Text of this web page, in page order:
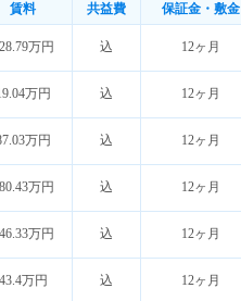
賃料 共益費 保証金・敷金
万円 込 12ヶ月
万円 込 12ヶ月
万円 込 12ヶ月
万円 込 12ヶ月
万円 込 12ヶ月
43.4万円 込 12ヶ月